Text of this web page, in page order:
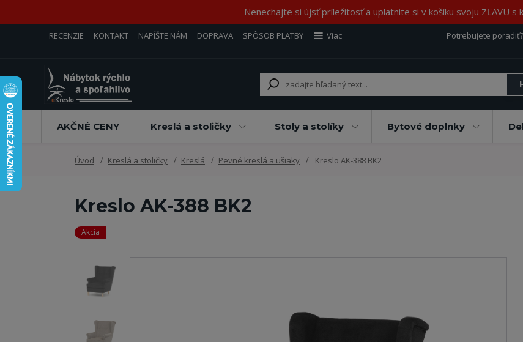
Nenechajte si újsť príležitosť a uplatnite si v košíku svoju ZĽAVU s
RECENZIE KONTAKT NAPÍŠTE NÁM DOPRAVA SPÔSOB PLATBY
Viac
Potrebujete poradiť?
AKČNÉ CENY Kreslá a stoličky Stoly a stolíky Bytové doplnky
Úvod Kreslá a stoličky Kreslá Pevné kreslá a ušiaky Kreslo AK-388 BK2
Kreslo AK-388 BK2
Akcia